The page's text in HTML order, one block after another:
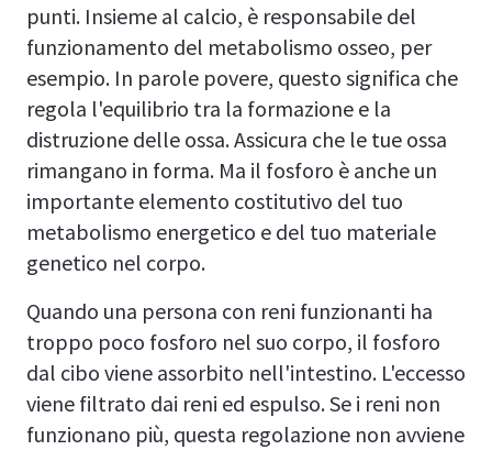
punti. Insieme al calcio, è responsabile del
funzionamento del metabolismo osseo, per
esempio. In parole povere, questo significa che
regola l'equilibrio tra la formazione e la
distruzione delle ossa. Assicura che le tue ossa
rimangano in forma. Ma il fosforo è anche un
importante elemento costitutivo del tuo
metabolismo energetico e del tuo materiale
genetico nel corpo.
Quando una persona con reni funzionanti ha
troppo poco fosforo nel suo corpo, il fosforo
dal cibo viene assorbito nell'intestino. L'eccesso
viene filtrato dai reni ed espulso. Se i reni non
funzionano più, questa regolazione non avviene